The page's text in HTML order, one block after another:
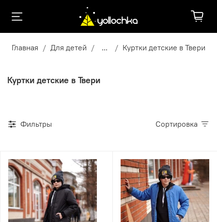
Главная Для детей ... Куртки детские в Твери
Куртки детские в Твери
Фильтры Сортировка